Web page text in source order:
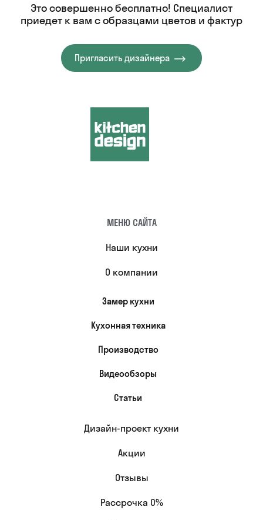
Это совершенно бесплатно! Специалист
приедет к вам с образцами цветов и фактур
Пригласить дизайнера
МЕНЮ САЙТА
Наши кухни
О компании
Замер кухни
Кухонная техника
Производство
Видеообзоры
Статьи
Дизайн-проект кухни
Акции
Отзывы
Рассрочка 0%